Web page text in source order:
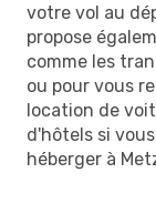
votre vol au
propose
comme les
ou pour vous
location de
d'hôtels si
héberger à